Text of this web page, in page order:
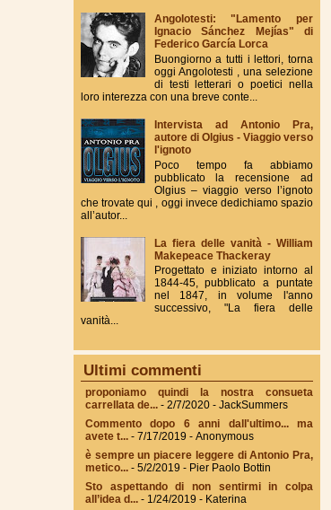
Angolotesti: "Lamento per
Ignacio Sánchez Mejías" di
Federico García Lorca
Buongiorno a tutti i lettori, torna
oggi Angolotesti , una selezione
di testi letterari o poetici nella
loro interezza con una breve conte...
Intervista ad Antonio Pra,
autore di Olgius - Viaggio verso
l'ignoto
Poco tempo fa abbiamo
pubblicato la recensione ad
Olgius – viaggio verso l’ignoto
che trovate qui , oggi invece dedichiamo spazio
all’autor...
La fiera delle vanità - William
Makepeace Thackeray
Progettato e iniziato intorno al
1844-45, pubblicato a puntate
nel 1847, in volume l'anno
successivo, "La fiera delle
vanità...
Ultimi commenti
proponiamo quindi la nostra consueta
carrellata de... - 2/7/2020 - JackSummers
Commento dopo 6 anni dall'ultimo... ma
avete t... - 7/17/2019 - Anonymous
è sempre un piacere leggere di Antonio Pra,
metico... - 5/2/2019 - Pier Paolo Bottin
Sto aspettando di non sentirmi in colpa
all’idea d... - 1/24/2019 - Katerina